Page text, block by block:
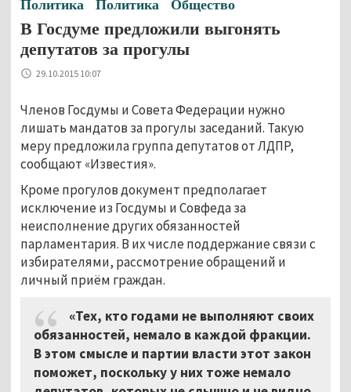
Политика Политика Общество
В Госдуме предложили выгонять
депутатов за прогулы
29.10.2015 10:07
Членов Госдумы и Совета Федерации нужно
лишать мандатов за прогулы заседаний. Такую
меру предложила группа депутатов от ЛДПР,
сообщают «Известия».
Кроме прогулов документ предполагает
исключение из Госдумы и Совфеда за
неисполнение других обязанностей
парламентария. В их числе поддержание связи с
избирателями, рассмотрение обращений и
личный приём граждан.
«Тех, кто годами не выполняют своих
обязанностей, немало в каждой фракции.
В этом смысле и партии власти этот закон
поможет, поскольку у них тоже немало